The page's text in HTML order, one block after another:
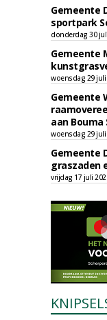
Gemeente
sportpark
donderdag 30
Gemeente
woensdag 29 juli
Gemeente
aan Bouma
woensdag 29 juli
Gemeente
graszaden
vrijdag 17 juli